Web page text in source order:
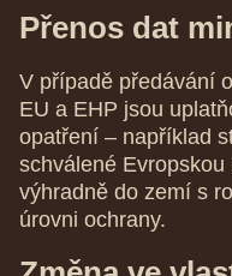
Přenos dat
V případě předávání
EU a EHP jsou
opatření – například
schválené
výhradně do zemí s
úrovni ochrany.